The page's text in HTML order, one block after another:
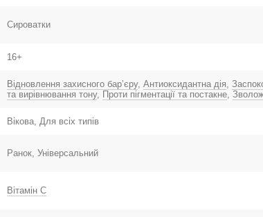
Сироватки
16+
Відновлення захисного барʼєру, Антиоксидантна дія,
та вирівнювання тону, Проти пігментації та постакне,
Вікова, Для всіх типів
Ранок, Універсальний
Вітамін С